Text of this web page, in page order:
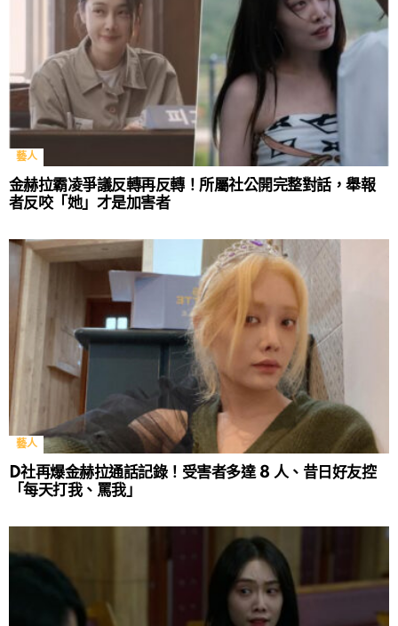
藝人
金赫拉霸凌爭議反轉再反轉！所屬社公開完整對話，舉報
者反咬「她」才是加害者
藝人
D社再爆金赫拉通話記錄！受害者多達 8 人、昔日好友控
「每天打我、罵我」